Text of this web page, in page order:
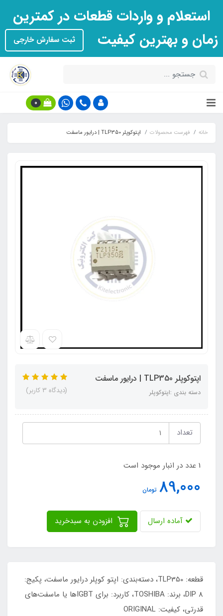
استعلام و واردات قطعات در کمترین
زمان و بهترین کیفیت
ثبت سفارش خارجی
0
خانه فهرست محصولات اپتوکوپلر TLP350 | درایور ماسفت
اپتوکوپلر TLP350 | درایور ماسفت
دسته بندی :اپتوکوپلر (دیدگاه 3 کاربر)
تعداد
1 عدد در انبار موجود است
89,000 تومان
آماده ارسال
قطعه: TLP350، دسته‌بندی: اپتو کوپلر درایور ماسفت، پکیج:
DIP 8، برند: TOSHIBA، کاربرد: برای IGBTها یا ماسفت‌های
قدرتی، کیفیت: ORIGINAL